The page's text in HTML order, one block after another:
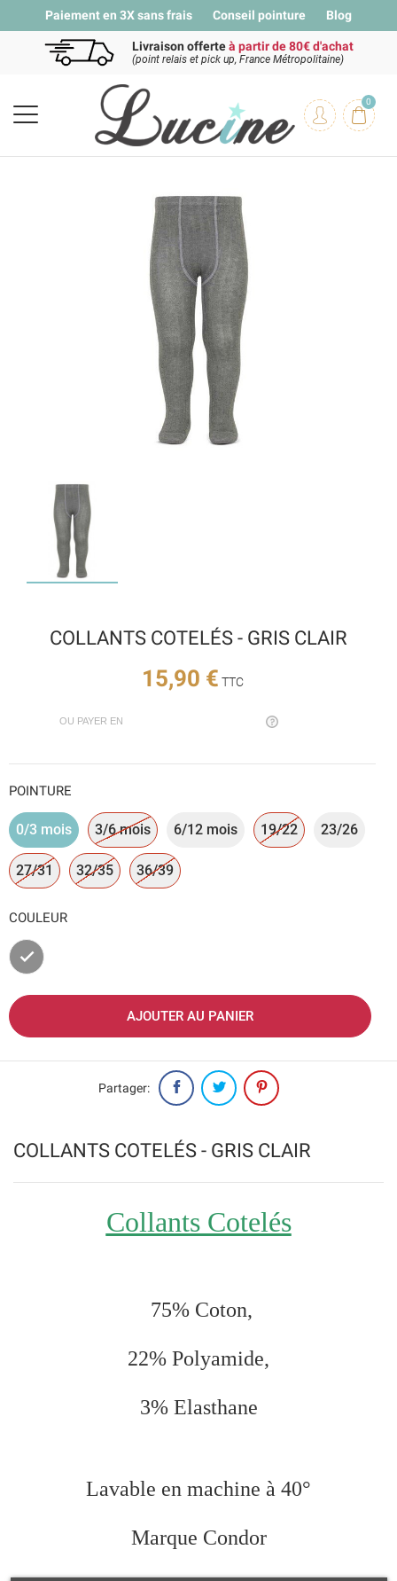
Paiement en 3X sans frais Conseil pointure Blog
Livraison offerteà partir de 80€ d'achat
(point relais et pick up, France Métropolitaine)
0
COLLANTS COTELÉS - GRIS CLAIR
Collants Cotelés
75% Coton,
22% Polyamide,
3% Elasthane
Lavable en machine à 40°
Marque Condor
COLLANTS COTELÉS - GRIS CLAIR
15,90 € TTC
OU PAYER EN
POINTURE
0/3 mois 3/6 mois 6/12 mois 19/22 23/26
27/31 32/35 36/39
COULEUR
Gris
AJOUTER AU PANIER
Partager: